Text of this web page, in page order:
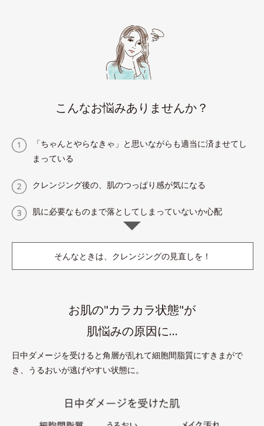
こんなお悩みありませんか？
「ちゃんとやらなきゃ」と思いながらも適当に済ませてし
まっている
クレンジング後の、肌のつっぱり感が気になる
肌に必要なものまで落としてしまっていないか心配
そんなときは、クレンジングの見直しを！
お肌の"カラカラ状態"が
肌悩みの原因に…
日中ダメージを受けると角層が乱れて細胞間脂質にすきまがで
き、うるおいが逃げやすい状態に。